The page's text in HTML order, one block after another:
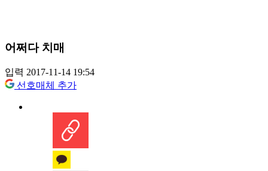
어쩌다 치매
입력 2017-11-14 19:54
선호매체 추가